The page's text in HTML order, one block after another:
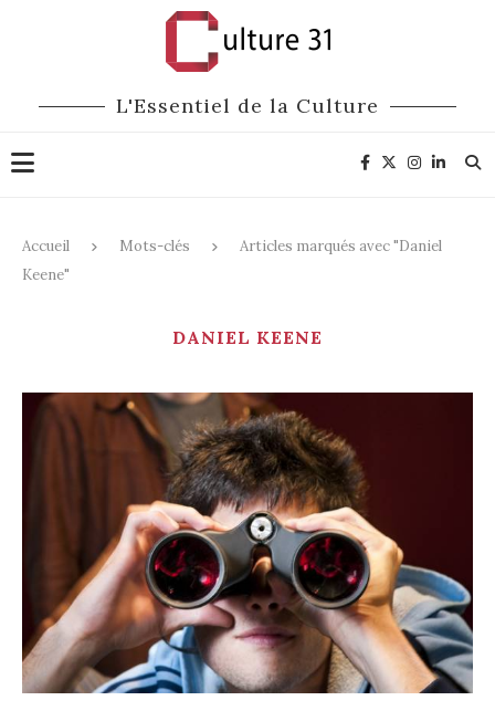
L'Essentiel de la Culture
Accueil Mots-clés
Articles marqués avec "Daniel
Keene"
DANIEL KEENE